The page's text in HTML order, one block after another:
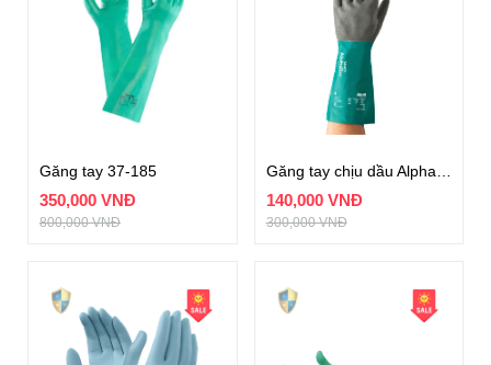
Găng tay 37-185
350,000 VNĐ
800,000 VNĐ
140,000 VNĐ
300,000 VNĐ